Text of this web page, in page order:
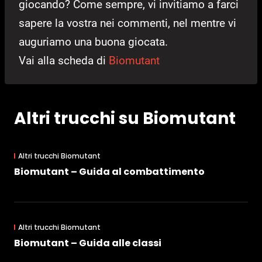
giocando? Come sempre, vi invitiamo a farci
sapere la vostra nei commenti, nel mentre vi
auguriamo una buona giocata.
Vai alla scheda di Biomutant
Altri trucchi su Biomutant
Altri trucchi Biomutant
Biomutant – Guida al combattimento
Altri trucchi Biomutant
Biomutant – Guida alle classi